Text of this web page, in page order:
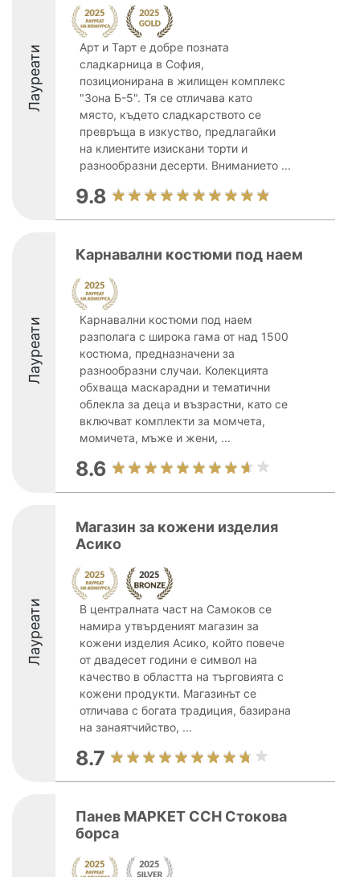
Лауреати
Арт и Тарт е добре позната
сладкарница в София,
позиционирана в жилищен комплекс
"Зона Б-5". Тя се отличава като
място, където сладкарството се
превръща в изкуство, предлагайки
на клиентите изискани торти и
разнообразни десерти. Вниманието ...
9.8
Лауреати
Карнавални костюми под наем
Карнавални костюми под наем
разполага с широка гама от над 1500
костюма, предназначени за
разнообразни случаи. Колекцията
обхваща маскарадни и тематични
облекла за деца и възрастни, като се
включват комплекти за момчета,
момичета, мъже и жени, ...
8.6
Лауреати
Магазин за кожени изделия
Асико
В централната част на Самоков се
намира утвърденият магазин за
кожени изделия Асико, който повече
от двадесет години е символ на
качество в областта на търговията с
кожени продукти. Магазинът се
отличава с богата традиция, базирана
на занаятчийство, ...
8.7
Панев МАРКЕТ ССН Стокова
борса